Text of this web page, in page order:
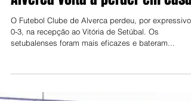
11 de dez. de 2021
Alverca volta a perder em casa
setubalenses foram mais eficazes e bateram...